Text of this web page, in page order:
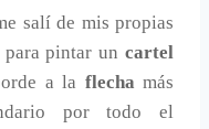
salí de mis propias
pintar un cartel
a la flecha más
por todo el